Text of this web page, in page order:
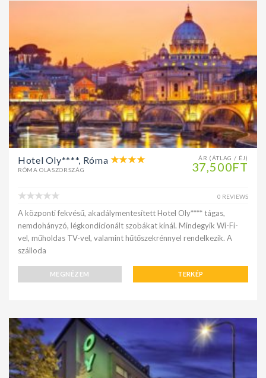
ÁR (ÁTLAG / ÉJ)
37,500FT
Hotel Oly****, Róma
RÓMA OLASZORSZÁG
0 REVIEWS
A központi fekvésű, akadálymentesített Hotel Oly**** tágas,
nemdohányzó, légkondicionált szobákat kínál. Mindegyik Wi-Fi-
vel, műholdas TV-vel, valamint hűtőszekrénnyel rendelkezik. A
szálloda
MEGNÉZEM TERKÉP